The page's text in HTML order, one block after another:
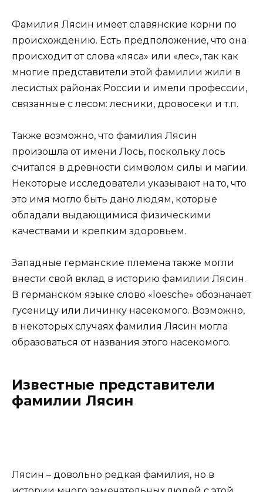
Фамилия Лясин имеет славянские корни по
происхождению. Есть предположение, что она
происходит от слова «ляса» или «лес», так как
многие представители этой фамилии жили в
лесистых районах России и имели профессии,
связанные с лесом: лесники, дровосеки и т.п.
Также возможно, что фамилия Лясин
произошла от имени Лось, поскольку лось
считался в древности символом силы и магии.
Некоторые исследователи указывают на то, что
это имя могло быть дано людям, которые
обладали выдающимися физическими
качествами и крепким здоровьем.
Западные германские племена также могли
внести свой вклад в историю фамилии Лясин.
В германском языке слово «loesche» обозначает
гусеницу или личинку насекомого. Возможно,
в некоторых случаях фамилия Лясин могла
образоваться от названия этого насекомого.
Известные представители
фамилии Лясин
Лясин – довольно редкая фамилия, но в